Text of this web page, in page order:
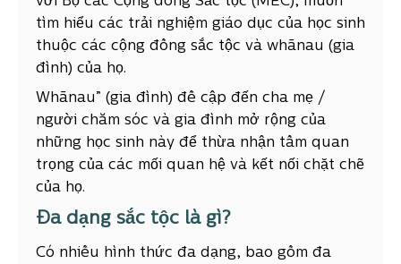
tìm hiểu các trải nghiệm giáo dục của học sinh
thuộc các cộng đồng sắc tộc và whānau (gia
đình) của họ.
Whānau” (gia đình) đề cập đến cha mẹ /
người chăm sóc và gia đình mở rộng của
những học sinh này để thừa nhận tầm quan
trọng của các mối quan hệ và kết nối chặt chẽ
của họ.
Đa dạng sắc tộc là gì?
Có nhiều hình thức đa dạng, bao gồm đa